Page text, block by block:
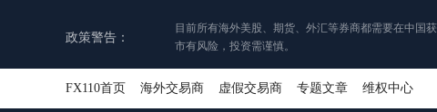
政策警告：
目前所有海外美股、期货、外汇等券商都需要在中国
市有风险，投资需谨慎。
FX110首页 海外交易商 虚假交易商 专题文章 维权中心